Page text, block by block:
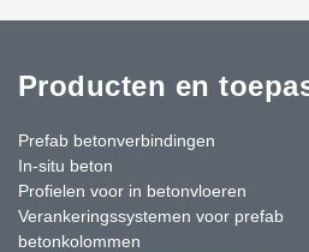
Producten en
Prefab betonverbindingen
In-situ beton
Profielen voor in betonvloeren
Verankeringssystemen voor prefab
betonkolommen